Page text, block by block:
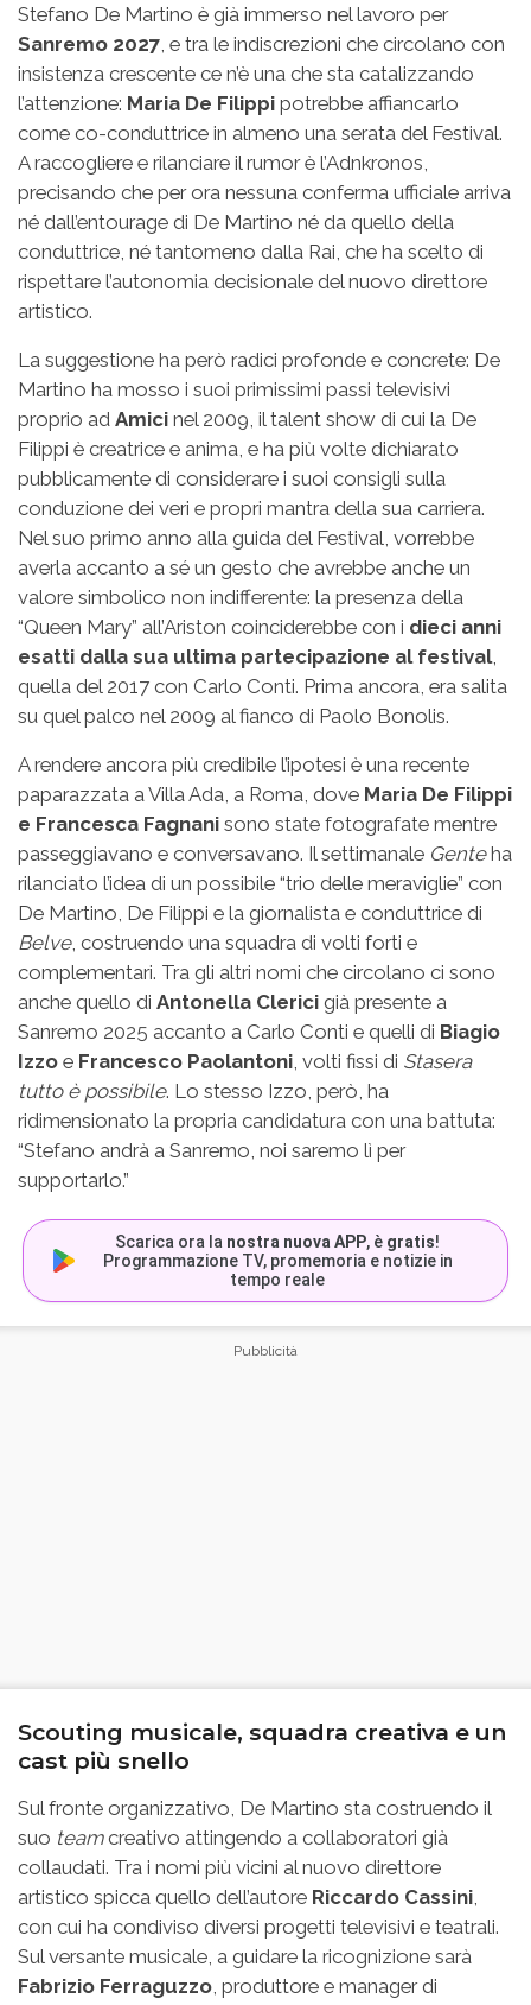
Stefano De Martino è già immerso nel lavoro per
Sanremo 2027 , e tra le indiscrezioni che circolano con
insistenza crescente ce n’è una che sta catalizzando
l’attenzione: Maria De Filippi potrebbe affiancarlo
come co-conduttrice in almeno una serata del Festival.
A raccogliere e rilanciare il rumor è l’Adnkronos,
precisando che per ora nessuna conferma ufficiale arriva
né dall’entourage di De Martino né da quello della
conduttrice, né tantomeno dalla Rai, che ha scelto di
rispettare l’autonomia decisionale del nuovo direttore
artistico.
La suggestione ha però radici profonde e concrete: De
Martino ha mosso i suoi primissimi passi televisivi
proprio ad Amici nel 2009, il talent show di cui la De
Filippi è creatrice e anima, e ha più volte dichiarato
pubblicamente di considerare i suoi consigli sulla
conduzione dei veri e propri mantra della sua carriera.
Nel suo primo anno alla guida del Festival, vorrebbe
averla accanto a sé un gesto che avrebbe anche un
valore simbolico non indifferente: la presenza della
“Queen Mary” all’Ariston coinciderebbe con i dieci anni
esatti dalla sua ultima partecipazione al festival,
quella del 2017 con Carlo Conti. Prima ancora, era salita
su quel palco nel 2009 al fianco di Paolo Bonolis.
A rendere ancora più credibile l’ipotesi è una recente
paparazzata a Villa Ada, a Roma, dove Maria De Filippi
e Francesca Fagnani sono state fotografate mentre
passeggiavano e conversavano. Il settimanale Genteha
rilanciato l’idea di un possibile “trio delle meraviglie” con
De Martino, De Filippi e la giornalista e conduttrice di
Belve, costruendo una squadra di volti forti e
complementari. Tra gli altri nomi che circolano ci sono
anche quello di Antonella Clerici già presente a
Sanremo 2025 accanto a Carlo Conti e quelli di Biagio
Izzo e Francesco Paolantoni , volti fissi di Stasera
tutto è possibile. Lo stesso Izzo, però, ha
ridimensionato la propria candidatura con una battuta:
“Stefano andrà a Sanremo, noi saremo lì per
supportarlo.”
Scarica ora la nostra nuova APP, è gratis!
Programmazione TV, promemoria e notizie in
tempo reale
Scouting musicale, squadra creativa e un
cast più snello
Sul fronte organizzativo, De Martino sta costruendo il
suo teamcreativo attingendo a collaboratori già
collaudati. Tra i nomi più vicini al nuovo direttore
artistico spicca quello dell’autore Riccardo Cassini
con cui ha condiviso diversi progetti televisivi e teatrali.
Sul versante musicale, a guidare la ricognizione sarà
Fabrizio Ferraguzzo , produttore e manager di